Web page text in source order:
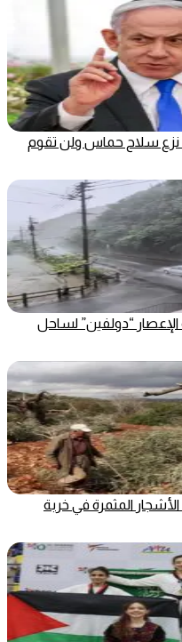
نزع سلاح حماس ولن تقوم
الإعصار “دولفين” لساحل
المثمرة في خربة